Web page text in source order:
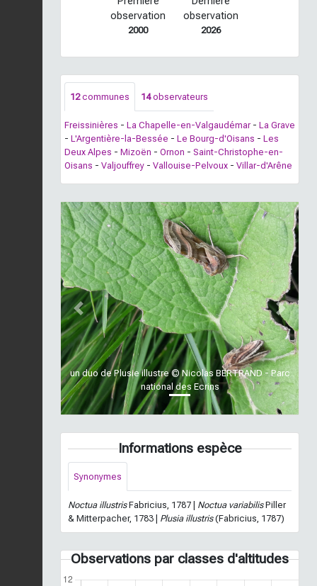
observation
2000
observation
2026
12communes 14observateurs
Freissinières - La Chapelle-en-Valgaudémar - La Grave
- L'Argentière-la-Bessée - Le Bourg-d'Oisans - Les
Deux Alpes - Mizoën - Ornon - Saint-Christophe-en-
Oisans - Valjouffrey - Vallouise-Pelvoux - Villar-d'Arêne
un duo de Plusie illustre © Nicolas BERTRAND - Parc
national des Ecrins
Previous Next
Informations espèce
Synonymes
Noctua illustrisFabricius, 1787 | Noctua variabilisPiller
& Mitterpacher, 1783 | Plusia illustris(Fabricius, 1787)
Observations par classes d'altitudes